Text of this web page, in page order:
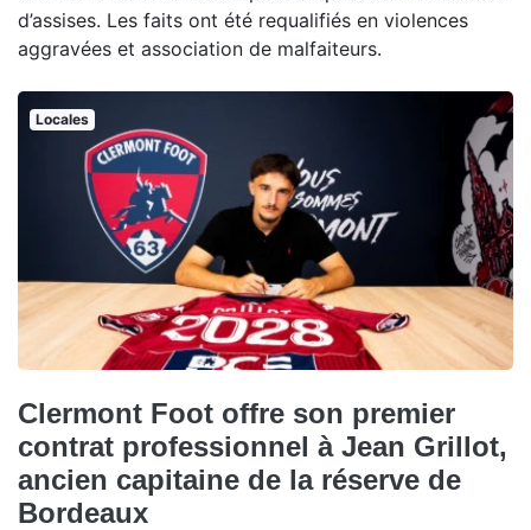
d’assises. Les faits ont été requalifiés en violences
aggravées et association de malfaiteurs.
Locales
Clermont Foot offre son premier
contrat professionnel à Jean Grillot,
ancien capitaine de la réserve de
Bordeaux